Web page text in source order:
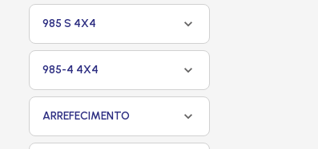
985 S 4X4
985-4 4X4
ARREFECIMENTO